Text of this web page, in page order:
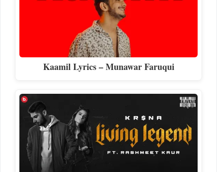
Kaamil Lyrics – Munawar Faruqui